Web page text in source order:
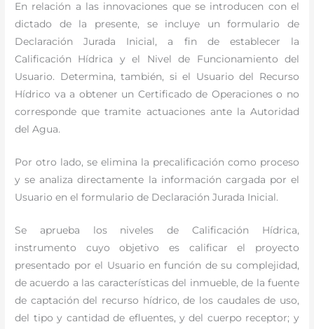
En relación a las innovaciones que se introducen con el
dictado de la presente, se incluye un formulario de
Declaración Jurada Inicial, a fin de establecer la
Calificación Hídrica y el Nivel de Funcionamiento del
Usuario. Determina, también, si el Usuario del Recurso
Hídrico va a obtener un Certificado de Operaciones o no
corresponde que tramite actuaciones ante la Autoridad
del Agua.
Por otro lado, se elimina la precalificación como proceso
y se analiza directamente la información cargada por el
Usuario en el formulario de Declaración Jurada Inicial.
Se aprueba los niveles de Calificación Hídrica,
instrumento cuyo objetivo es calificar el proyecto
presentado por el Usuario en función de su complejidad,
de acuerdo a las características del inmueble, de la fuente
de captación del recurso hídrico, de los caudales de uso,
del tipo y cantidad de efluentes, y del cuerpo receptor; y